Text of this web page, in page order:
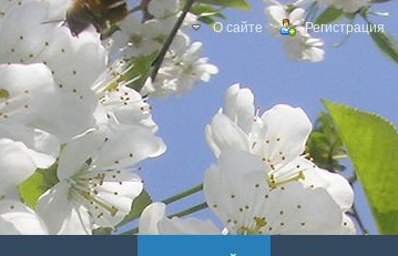
О сайте Регистрация